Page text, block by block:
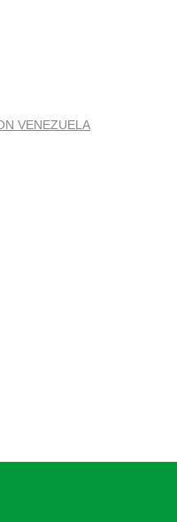
VENEZUELA